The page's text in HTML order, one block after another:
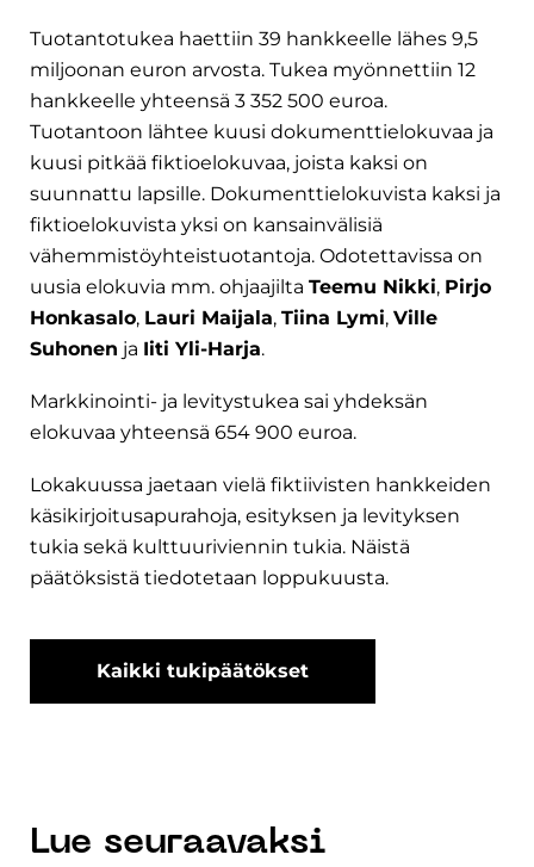
Tuotantotukea haettiin 39 hankkeelle lähes 9,5
miljoonan euron arvosta. Tukea myönnettiin 12
hankkeelle yhteensä 3 352 500 euroa.
Tuotantoon lähtee kuusi dokumenttielokuvaa ja
kuusi pitkää fiktioelokuvaa, joista kaksi on
suunnattu lapsille. Dokumenttielokuvista kaksi ja
fiktioelokuvista yksi on kansainvälisiä
vähemmistöyhteistuotantoja. Odotettavissa on
uusia elokuvia mm. ohjaajilta Teemu Nikki, Pirjo
Honkasalo, Lauri Maijala, Tiina Lymi, Ville
Suhonen ja Iiti Yli-Harja.
Markkinointi- ja levitystukea sai yhdeksän
elokuvaa yhteensä 654 900 euroa.
Lokakuussa jaetaan vielä fiktiivisten hankkeiden
käsikirjoitusapurahoja, esityksen ja levityksen
tukia sekä kulttuuriviennin tukia. Näistä
päätöksistä tiedotetaan loppukuusta.
Kaikki tukipäätökset
Lue seuraavaksi